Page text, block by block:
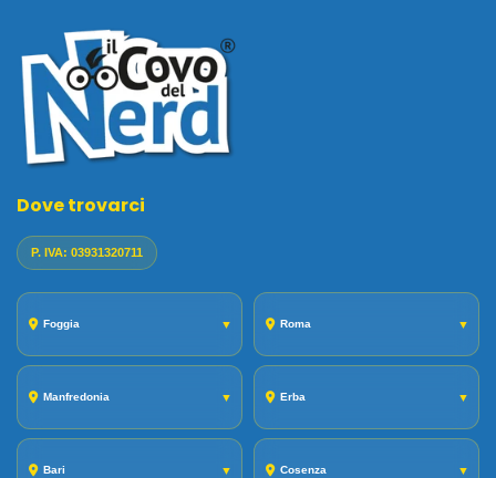
Dove trovarci
P. IVA: 03931320711
Foggia ▼ Roma ▼
Manfredonia ▼ Erba ▼
Bari ▼ Cosenza ▼